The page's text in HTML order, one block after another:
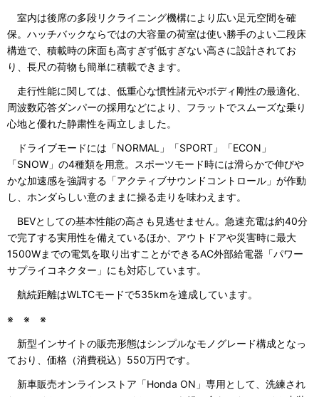
室内は後席の多段リクライニング機構により広い足元空間を確
保。ハッチバックならではの大容量の荷室は使い勝手のよい二段床
構造で、積載時の床面も高すぎず低すぎない高さに設計されてお
り、長尺の荷物も簡単に積載できます。
走行性能に関しては、低重心な慣性諸元やボディ剛性の最適化、
周波数応答ダンパーの採用などにより、フラットでスムーズな乗り
心地と優れた静粛性を両立しました。
ドライブモードには「NORMAL」「SPORT」「ECON」
「SNOW」の4種類を用意。スポーツモード時には滑らかで伸びや
かな加速感を強調する「アクティブサウンドコントロール」が作動
し、ホンダらしい意のままに操る走りを味わえます。
BEVとしての基本性能の高さも見逃せません。急速充電は約40分
で完了する実用性を備えているほか、アウトドアや災害時に最大
1500Wまでの電気を取り出すことができるAC外部給電器「パワー
サプライコネクター」にも対応しています。
航続距離はWLTCモードで535kmを達成しています。
※ ※ ※
新型インサイトの販売形態はシンプルなモノグレード構成となっ
ており、価格（消費税込）550万円です。
新車販売オンラインストア「Honda ON」専用として、洗練され